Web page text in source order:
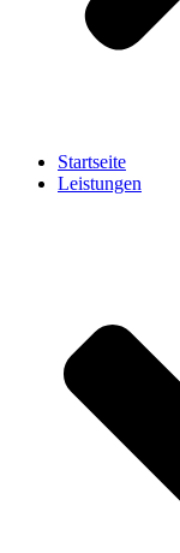
Startseite
Leistungen